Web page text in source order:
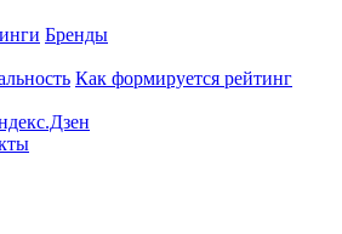
Бренды
Как формируется рейтинг